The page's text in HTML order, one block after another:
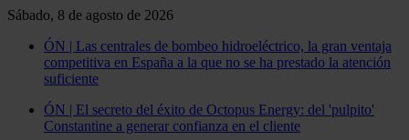
Sábado, 8 de agosto de 2026
ÓN | Las centrales de bombeo hidroeléctrico, la gran ventaja
competitiva en España a la que no se ha prestado la atención
suficiente
ÓN | El secreto del éxito de Octopus Energy: del 'pulpito'
Constantine a generar confianza en el cliente